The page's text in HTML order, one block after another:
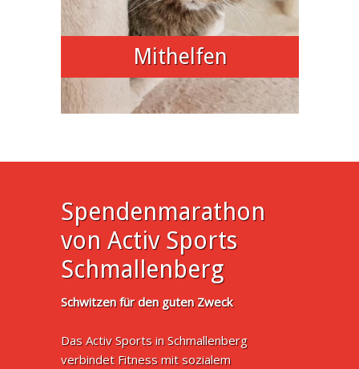
Mithelfen
Spendenmarathon
von Activ Sports
Schmallenberg
Schwitzen für den guten Zweck
Das Activ Sports in Schmallenberg
verbindet Fitness mit sozialem